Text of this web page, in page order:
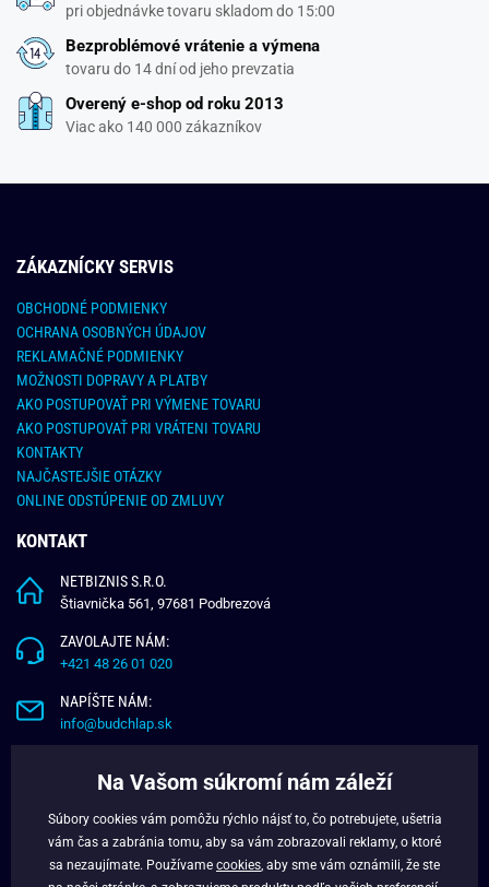
pri objednávke tovaru skladom do 15:00
Bezproblémové vrátenie a výmena
tovaru do 14 dní od jeho prevzatia
Overený e-shop od roku 2013
Viac ako 140 000 zákazníkov
ZÁKAZNÍCKY SERVIS
OBCHODNÉ PODMIENKY
OCHRANA OSOBNÝCH ÚDAJOV
REKLAMAČNÉ PODMIENKY
MOŽNOSTI DOPRAVY A PLATBY
AKO POSTUPOVAŤ PRI VÝMENE TOVARU
AKO POSTUPOVAŤ PRI VRÁTENI TOVARU
KONTAKTY
NAJČASTEJŠIE OTÁZKY
ONLINE ODSTÚPENIE OD ZMLUVY
KONTAKT
NETBIZNIS S.R.O.
Štiavnička 561, 97681 Podbrezová
ZAVOLAJTE NÁM:
+421 48 26 01 020
NAPÍŠTE NÁM:
info@budchlap.sk
VERNOSTNÝ PROGRAM
Na Vašom súkromí nám záleží
Súbory cookies vám pomôžu rýchlo nájsť to, čo potrebujete, ušetria
vám čas a zabránia tomu, aby sa vám zobrazovali reklamy, o ktoré
sa nezaujímate. Používame cookies , aby sme vám oznámili, že ste